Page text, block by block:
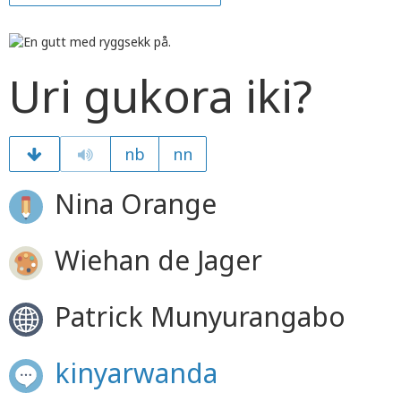
Uri gukora iki?
nb nn
Nina Orange
Wiehan de Jager
Patrick Munyurangabo
kinyarwanda